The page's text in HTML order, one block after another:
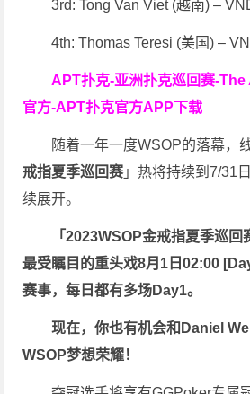
3rd: Tong Van Viet (越南) –
4th: Thomas Teresi (美国) –
APT扑克-亚洲扑克巡回赛-
官方-APT扑克官方APP下载
随着一年一度WSOP的落幕，
戒指夏季巡回赛」热将持续到7/31
续展开。
「2023WSOP金戒指夏季巡回
最受瞩目的重头戏8月1日02:00
赛事，每日都有多场Day1。
现在，你也有机会和Daniel
WSOP梦想荣耀！